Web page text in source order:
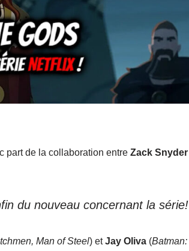
part de la collaboration entre Zack Snyder
du nouveau concernant la série!
Man of Steel) etJay Oliva (Batman: